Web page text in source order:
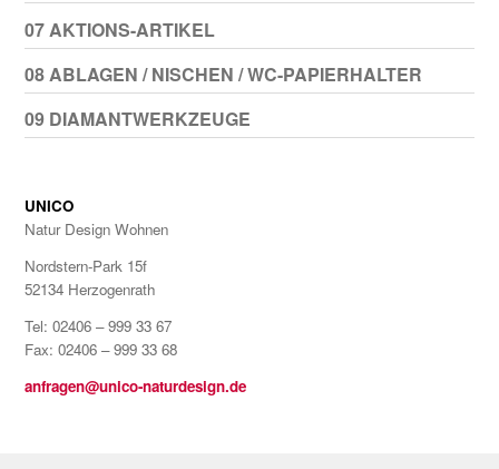
07 AKTIONS-ARTIKEL
08 ABLAGEN / NISCHEN / WC-PAPIERHALTER
09 DIAMANTWERKZEUGE
UNICO
Natur Design Wohnen
Nordstern-Park 15f
52134 Herzogenrath
Tel: 02406 – 999 33 67
Fax: 02406 – 999 33 68
anfragen@unico-naturdesign.de